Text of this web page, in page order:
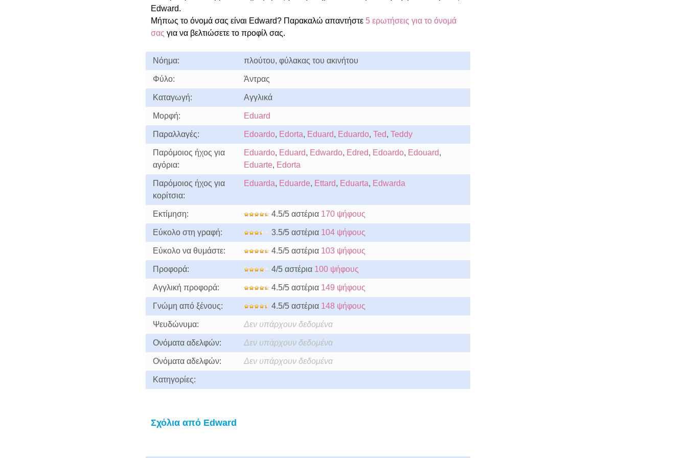
Edward.
Μήπως το όνομά σας είναι Edward? Παρακαλώ απαντήστε5 ερωτήσεις για το όνομά
σας για να βελτιώσετε το προφίλ σας.
Νόημα: πλούτου, φύλακας του ακινήτου
Φύλο: Άντρας
Καταγωγή: Αγγλικά
Μορφή: Eduard
Παραλλαγές: Edoardo, Edorta, Eduard, Eduardo, Ted, Teddy
Παρόμοιος ήχος για
αγόρια:
Eduardo, Eduard, Edwardo, Edred, Edoardo, Edouard,
Eduarte, Edorta
Παρόμοιος ήχος για
κορίτσια:
Eduarda, Eduarde, Ettard, Eduarta, Edwarda
Εκτίμηση: 4.5/5 αστέρια 170 ψήφους
Εύκολο στη γραφή: 3.5/5 αστέρια 104 ψήφους
Εύκολο να θυμάστε: 4.5/5 αστέρια 103 ψήφους
Προφορά: 4/5 αστέρια 100 ψήφους
Αγγλική προφορά: 4.5/5 αστέρια 149 ψήφους
Γνώμη από ξένους: 4.5/5 αστέρια 148 ψήφους
Ψευδώνυμα: Δεν υπάρχουν δεδομένα
Ονόματα αδελφών: Δεν υπάρχουν δεδομένα
Ονόματα αδελφών: Δεν υπάρχουν δεδομένα
Κατηγορίες:
Σχόλια από Edward